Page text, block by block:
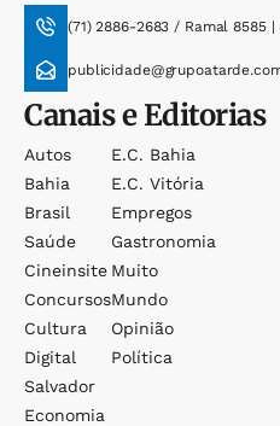
(71) 2886-2683 / Ramal 8585 |
Canais e Editorias
Autos
Bahia
Brasil
Saúde
Cineinsite
Concursos
Cultura
Digital
Salvador
Economia
E.c. Bahia
E.c. Vitória
Empregos
Gastronomia
Muito
Mundo
Opinião
Política